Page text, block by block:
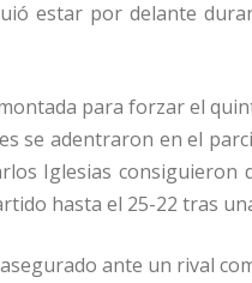
estar por delante
para forzar el
se adentraron en el
Iglesias consiguieron
hasta el 25-22 tras
ante un rival